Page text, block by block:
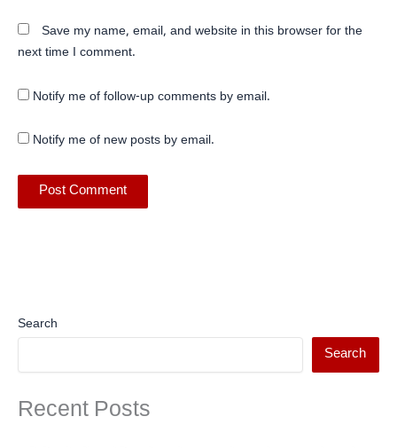
Save my name, email, and website in this browser for the
next time I comment.
Notify me of follow-up comments by email.
Notify me of new posts by email.
Search
Search
Recent Posts